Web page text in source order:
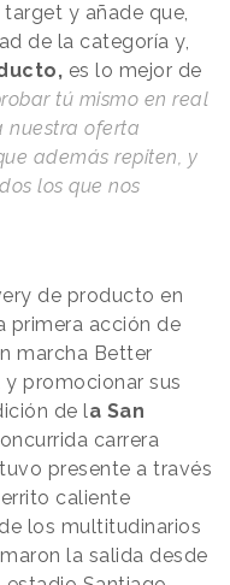
y añade que,
de la categoría y,
es lo mejor de
tú mismo en real
nuestra oferta
además repiten, y
los que nos
de producto en
primera acción de
marcha Better
promocionar sus
de la San
carrera
presente a través
caliente
los multitudinarios
la salida desde